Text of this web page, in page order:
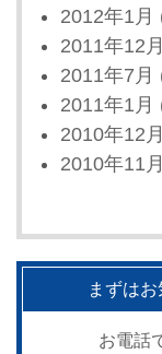
2012年1月
2011年12月
2011年7月
2011年1月
2010年12月
2010年11月
まずは
お電話